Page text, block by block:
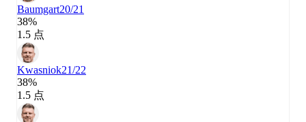
Baumgart20/21
38%
1.5 点
Kwasniok21/22
38%
1.5 点